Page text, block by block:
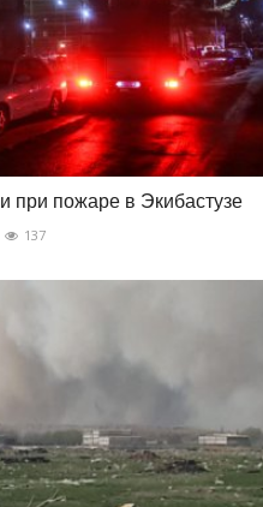
при пожаре в Экибастузе
137